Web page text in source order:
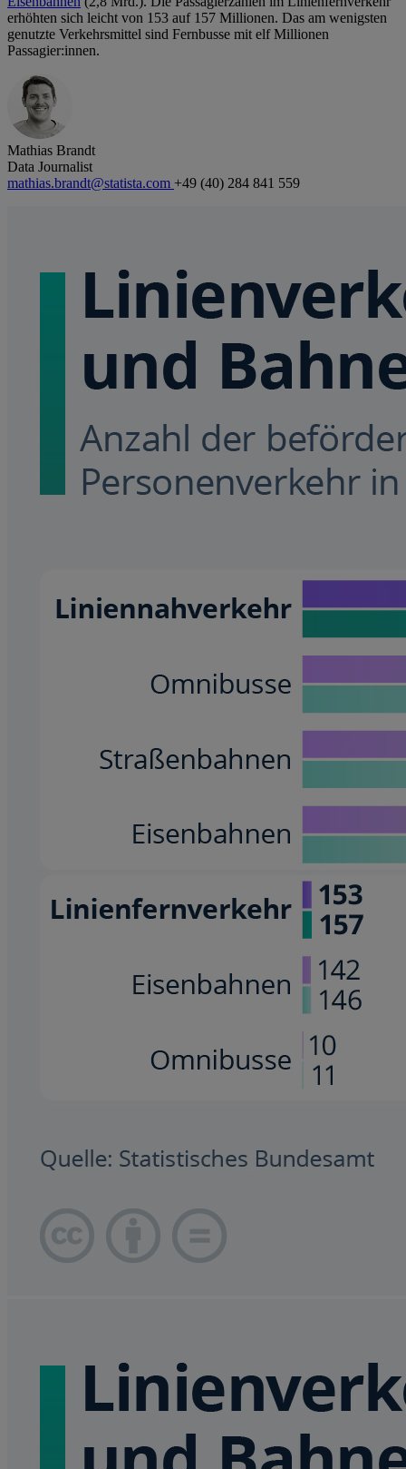
erhöhten sich leicht von 153 auf 157 Millionen. Das am wenigsten
genutzte Verkehrsmittel sind Fernbusse mit elf Millionen
Passagier:innen.
Mathias Brandt
Data Journalist
mathias.brandt@statista.com +49 (40) 284 841 559